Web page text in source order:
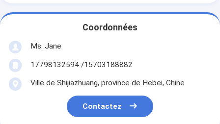
Coordonnées
Ms. Jane
17798132594 /15703188882
Ville de Shijiazhuang, province de Hebei, Chine
Contactez